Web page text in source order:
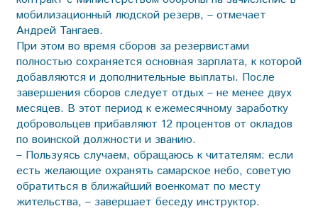
мобилизационный людской резерв, – отмечает
Андрей Тангаев.
При этом во время сборов за резервистами
полностью сохраняется основная зарплата, к которой
добавляются и дополнительные выплаты. После
завершения сборов следует отдых – не менее двух
месяцев. В этот период к ежемесячному заработку
добровольцев прибавляют 12 процентов от окладов
по воинской должности и званию.
– Пользуясь случаем, обращаюсь к читателям: если
есть желающие охранять самарское небо, советую
обратиться в ближайший военкомат по месту
жительства, – завершает беседу инструктор.